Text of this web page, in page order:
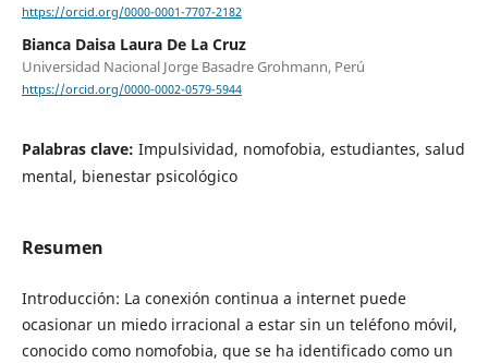
https://orcid.org/0000-0001-7707-2182
Bianca Daisa Laura De La Cruz
Universidad Nacional Jorge Basadre Grohmann, Perú
https://orcid.org/0000-0002-0579-5944
Palabras clave: Impulsividad, nomofobia, estudiantes, salud
mental, bienestar psicológico
Resumen
Introducción: La conexión continua a internet puede
ocasionar un miedo irracional a estar sin un teléfono móvil,
conocido como nomofobia, que se ha identificado como un